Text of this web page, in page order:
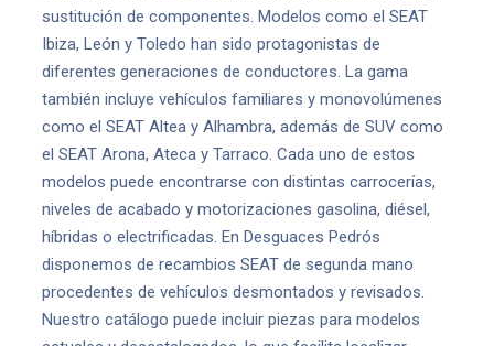
sustitución de componentes. Modelos como el SEAT
Ibiza, León y Toledo han sido protagonistas de
diferentes generaciones de conductores. La gama
también incluye vehículos familiares y monovolúmenes
como el SEAT Altea y Alhambra, además de SUV como
el SEAT Arona, Ateca y Tarraco. Cada uno de estos
modelos puede encontrarse con distintas carrocerías,
niveles de acabado y motorizaciones gasolina, diésel,
híbridas o electrificadas. En Desguaces Pedrós
disponemos de recambios SEAT de segunda mano
procedentes de vehículos desmontados y revisados.
Nuestro catálogo puede incluir piezas para modelos